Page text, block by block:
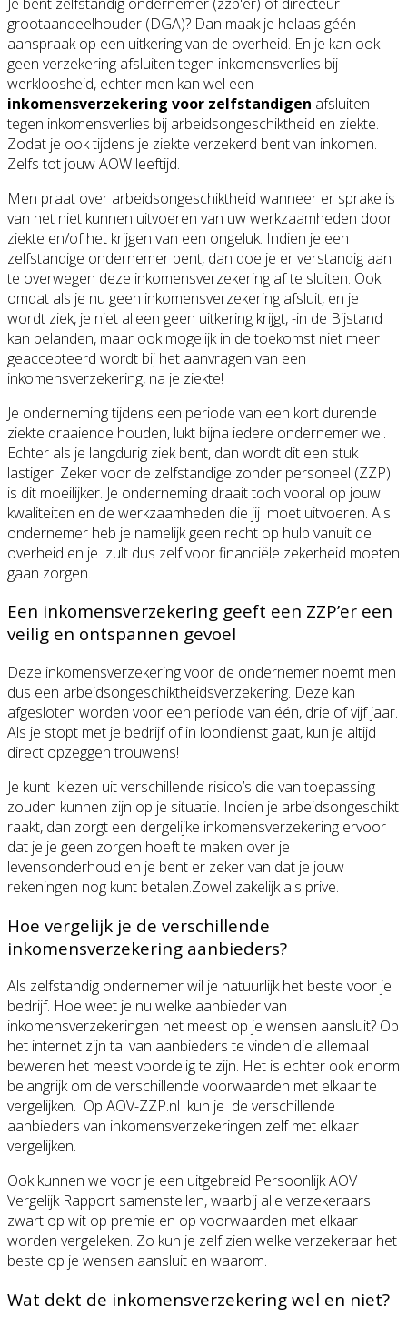
grootaandeelhouder (DGA)? Dan maak je helaas géén
aanspraak op een uitkering van de overheid. En je kan ook
geen verzekering afsluiten tegen inkomensverlies bij
werkloosheid, echter men kan wel een
inkomensverzekering voor zelfstandigen afsluiten
tegen inkomensverlies bij arbeidsongeschiktheid en ziekte.
Zodat je ook tijdens je ziekte verzekerd bent van inkomen.
Zelfs tot jouw AOW leeftijd.
Men praat over arbeidsongeschiktheid wanneer er sprake is
van het niet kunnen uitvoeren van uw werkzaamheden door
ziekte en/of het krijgen van een ongeluk. Indien je een
zelfstandige ondernemer bent, dan doe je er verstandig aan
te overwegen deze inkomensverzekering af te sluiten. Ook
omdat als je nu geen inkomensverzekering afsluit, en je
wordt ziek, je niet alleen geen uitkering krijgt, -in de Bijstand
kan belanden, maar ook mogelijk in de toekomst niet meer
geaccepteerd wordt bij het aanvragen van een
inkomensverzekering, na je ziekte!
Je onderneming tijdens een periode van een kort durende
ziekte draaiende houden, lukt bijna iedere ondernemer wel.
Echter als je langdurig ziek bent, dan wordt dit een stuk
lastiger. Zeker voor de zelfstandige zonder personeel (ZZP)
is dit moeilijker. Je onderneming draait toch vooral op jouw
kwaliteiten en de werkzaamheden die jij moet uitvoeren. Als
ondernemer heb je namelijk geen recht op hulp vanuit de
overheid en je zult dus zelf voor financiële zekerheid moeten
gaan zorgen.
Een inkomensverzekering geeft een ZZP’er een
veilig en ontspannen gevoel
Deze inkomensverzekering voor de ondernemer noemt men
dus een arbeidsongeschiktheidsverzekering. Deze kan
afgesloten worden voor een periode van één, drie of vijf jaar.
Als je stopt met je bedrijf of in loondienst gaat, kun je altijd
direct opzeggen trouwens!
Je kunt kiezen uit verschillende risico’s die van toepassing
zouden kunnen zijn op je situatie. Indien je arbeidsongeschikt
raakt, dan zorgt een dergelijke inkomensverzekering ervoor
dat je je geen zorgen hoeft te maken over je
levensonderhoud en je bent er zeker van dat je jouw
rekeningen nog kunt betalen.Zowel zakelijk als prive.
Hoe vergelijk je de verschillende
inkomensverzekering aanbieders?
Als zelfstandig ondernemer wil je natuurlijk het beste voor je
bedrijf. Hoe weet je nu welke aanbieder van
inkomensverzekeringen het meest op je wensen aansluit? Op
het internet zijn tal van aanbieders te vinden die allemaal
beweren het meest voordelig te zijn. Het is echter ook enorm
belangrijk om de verschillende voorwaarden met elkaar te
vergelijken. Op AOV-ZZP.nl kun je de verschillende
aanbieders van inkomensverzekeringen zelf met elkaar
vergelijken.
Ook kunnen we voor je een uitgebreid Persoonlijk AOV
Vergelijk Rapport samenstellen, waarbij alle verzekeraars
zwart op wit op premie en op voorwaarden met elkaar
worden vergeleken. Zo kun je zelf zien welke verzekeraar het
beste op je wensen aansluit en waarom.
Wat dekt de inkomensverzekering wel en niet?